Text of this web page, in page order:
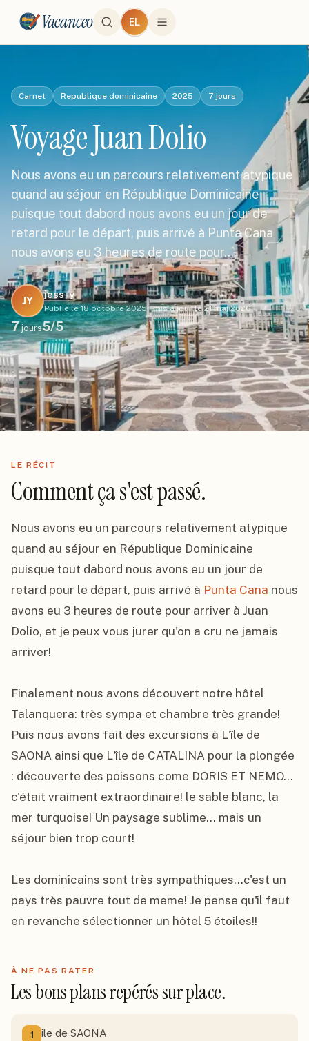
Vacanceo EL
Carnet Republique dominicaine 2025 7 jours
Voyage Juan Dolio
Nous avons eu un parcours relativement atypique
quand au séjour en République Dominicaine
puisque tout dabord nous avons eu un jour de
retard pour le départ, puis arrivé à Punta Cana
nous avons eu 3 heures de route pour…
JY
jess-y
Publié le 18 octobre 2025 ·mis à jour le 21 mai 2026
7jours5/5
LE RÉCIT
Comment ça s'est passé.
Nous avons eu un parcours relativement atypique
quand au séjour en République Dominicaine
puisque tout dabord nous avons eu un jour de
retard pour le départ, puis arrivé à Punta Cana nous
avons eu 3 heures de route pour arriver à Juan
Dolio, et je peux vous jurer qu'on a cru ne jamais
arriver!
Finalement nous avons découvert notre hôtel
Talanquera: très sympa et chambre très grande!
Puis nous avons fait des excursions à L'île de
SAONA ainsi que L'île de CATALINA pour la plongée
: découverte des poissons come DORIS ET NEMO...
c'était vraiment extraordinaire! le sable blanc, la
mer turquoise! Un paysage sublime... mais un
séjour bien trop court!
Les dominicains sont très sympathiques...c'est un
pays très pauvre tout de meme! Je pense qu'il faut
en revanche sélectionner un hôtel 5 étoiles!!
À NE PAS RATER
Les bons plans repérés sur place.
1 ile de SAONA